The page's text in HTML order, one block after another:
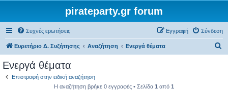
pirateparty.gr forum
Συχνές ερωτήσεις Σύνδεση
Εγγραφή
Ευρετήριο Δ. Συζήτησης Αναζήτηση Ενεργά θέματα
Ενεργά θέματα
Επιστροφή στην ειδική αναζήτηση
Η αναζήτηση βρήκε 0 εγγραφές • Σελίδα 1 από 1